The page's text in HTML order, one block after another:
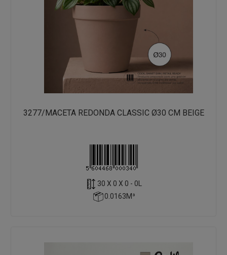
3277/MACETA REDONDA CLASSIC Ø30 CM BEIGE
30 X 0 X 0 - 0L
0.0163M³